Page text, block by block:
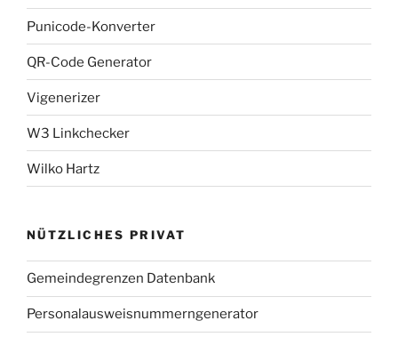
Punicode-Konverter
QR-Code Generator
Vigenerizer
W3 Linkchecker
Wilko Hartz
NÜTZLICHES PRIVAT
Gemeindegrenzen Datenbank
Personalausweisnummerngenerator